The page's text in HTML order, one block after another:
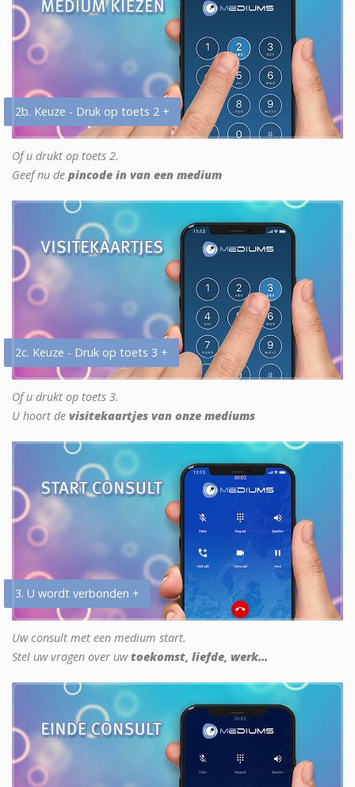
2b. Keuze - Druk op toets 2 +
Of u drukt op toets 2.
Geef nu de pincode in van een medium
2c. Keuze - Druk op toets 3 +
Of u drukt op toets 3.
U hoort de visitekaartjes van onze mediums
3. U wordt verbonden +
Uw consult met een medium start.
Stel uw vragen over uwtoekomst, liefde, werk...